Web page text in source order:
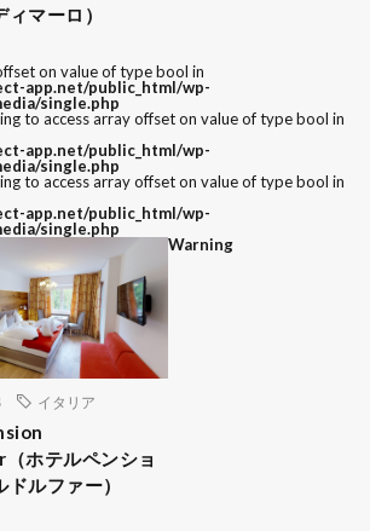
ィマーロ）
on value of type bool in
app.net/public_html/wp-
single.php
to access array offset on value of type bool in
app.net/public_html/wp-
single.php
to access array offset on value of type bool in
app.net/public_html/wp-
single.php
イタリア
ホテルペンショ
ルファー）
Warning